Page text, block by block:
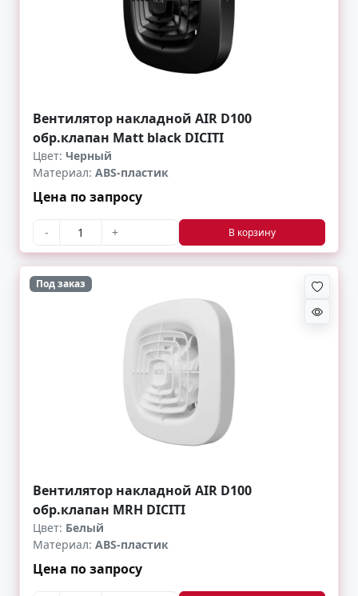
Вентилятор накладной AIR D100
обр.клапан Matt black DICITI
Цвет: Черный
Материал: ABS-пластик
Цена по запросу
- + В корзину
Под заказ
Вентилятор накладной AIR D100
обр.клапан MRH DICITI
Цвет: Белый
Материал: ABS-пластик
Цена по запросу